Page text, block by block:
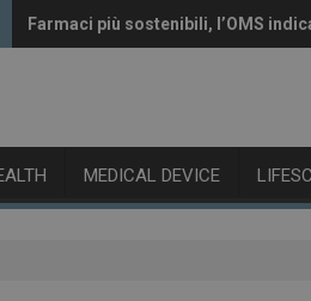
Farmaci più sostenibili, l’OMS
Vaccini anti-Covid, il CHMP
MEDICAL DEVICE